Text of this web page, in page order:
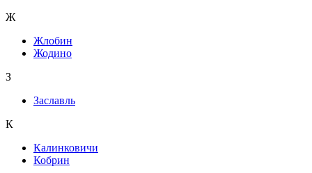
Ж
Жлобин
Жодино
З
Заславль
К
Калинковичи
Кобрин